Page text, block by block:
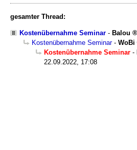
gesamter Thread:
Kostenübernahme Seminar - Balou
Kostenübernahme Seminar- WoBi
Kostenübernahme Seminar -
22.09.2022, 17:08